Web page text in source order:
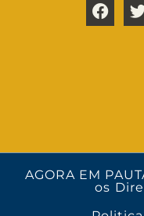
AGORA EM
os